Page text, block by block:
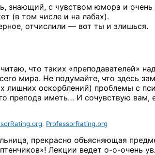
знающий, с чувством юмора и очень
(в том числе и на лабах).
отчислили — вот ты и злишься.
что таких «преподавателей»
мира. Не подумайте, что здесь
лишних оскорблений) проблемы с
препода иметь… И сочувствую вам,
, ProfessorRating.org
прекрасно объясняющая
Лекции ведет о-о-очень